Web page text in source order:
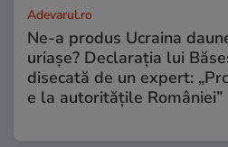
Adevarul.ro
Ne-a produs Ucraina
uriașe? Declarația lui
disecată de un expert:
e la autoritățile României”